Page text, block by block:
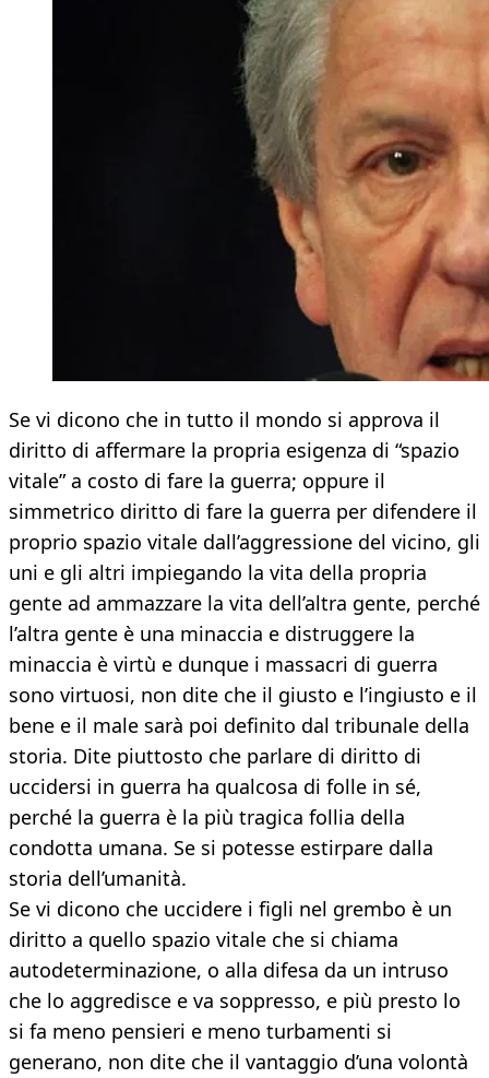
Se vi dicono che in tutto il mondo si approva il
diritto di affermare la propria esigenza di “spazio
vitale” a costo di fare la guerra; oppure il
simmetrico diritto di fare la guerra per difendere il
proprio spazio vitale dall’aggressione del vicino, gli
uni e gli altri impiegando la vita della propria
gente ad ammazzare la vita dell’altra gente, perché
l’altra gente è una minaccia e distruggere la
minaccia è virtù e dunque i massacri di guerra
sono virtuosi, non dite che il giusto e l’ingiusto e il
bene e il male sarà poi definito dal tribunale della
storia. Dite piuttosto che parlare di diritto di
uccidersi in guerra ha qualcosa di folle in sé,
perché la guerra è la più tragica follia della
condotta umana. Se si potesse estirpare dalla
storia dell’umanità.
Se vi dicono che uccidere i figli nel grembo è un
diritto a quello spazio vitale che si chiama
autodeterminazione, o alla difesa da un intruso
che lo aggredisce e va soppresso, e più presto lo
si fa meno pensieri e meno turbamenti si
generano, non dite che il vantaggio d’una volontà